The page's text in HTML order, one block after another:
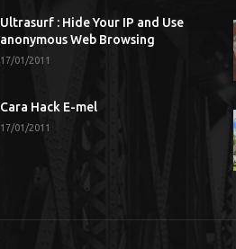
Ultrasurf : Hide Your IP and Use
anonymous Web Browsing
17/01/2011
Cara Hack E-mel
17/01/2011